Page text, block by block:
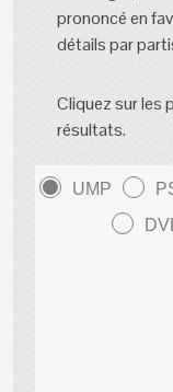
prononcé en
détails par
Cliquez sur les
résultats.
UMP